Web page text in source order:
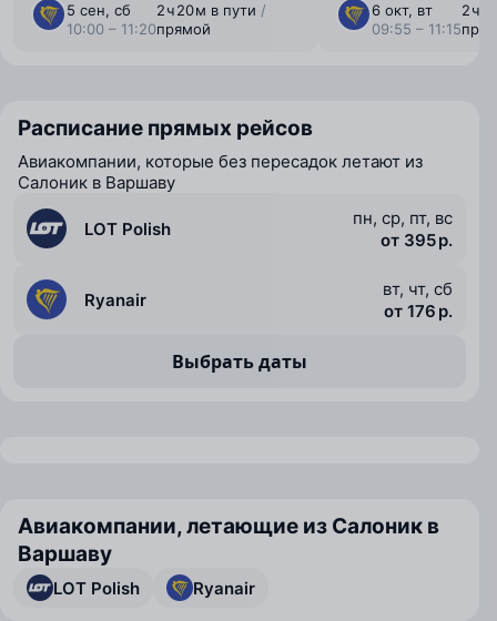
5 сен, сб
10:00 – 11:20
2 ⁠ч 20 ⁠м в пути /
прямой
6 окт, вт
09:55 – 11:15
2 ⁠ч
Расписание прямых рейсов
Авиакомпании, которые без пересадок летают из
Салоник в Варшаву
LOT Polish
пн, ср, пт, вс
от 395 р.
Ryanair
вт, чт, сб
от 176 р.
Выбрать даты
Авиакомпании, летающие из Салоник в
Варшаву
LOT Polish Ryanair